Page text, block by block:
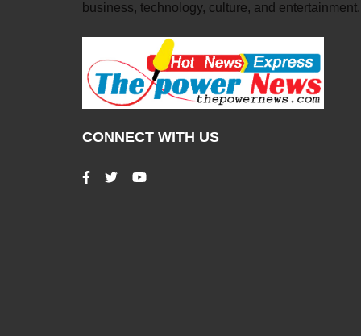
business, technology, culture, and entertainment.
CONNECT WITH US